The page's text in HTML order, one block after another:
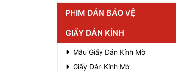
PHIM DÁN BẢO VỆ
GIẤY DÁN KÍNH
Mẫu Giấy Dán Kính Mờ
Giấy Dán Kính Mờ